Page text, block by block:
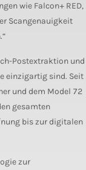
wie Falcon+ RED,
Scangenauigkeit
Postextraktion und
einzigartig sind. Seit
und dem Model 72
gesamten
bis zur digitalen
zur